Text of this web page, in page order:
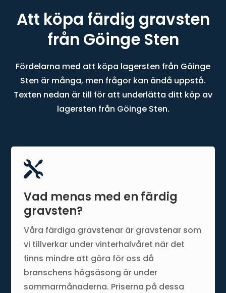
Att köpa färdig gravsten
från Göinge Sten
Fördelarna med att köpa lagersten från Göinge
Sten är många, men frågor kan ändå uppstå.
Texten nedan är till för att underlätta ditt köp av
lagersten från Göinge Sten.

Vad menas med en färdig
gravsten?
Våra färdiga gravstenar är gravstenar som
vi tillverkar under vinterhalvåret när det
finns mindre att göra för oss då
branschens högsäsong är under
sommarmånaderna. Priserna på dessa